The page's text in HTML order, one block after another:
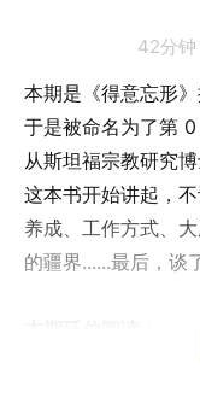
42分钟
本期是《得意忘形
于是被命名为了第
从斯坦福宗教研究
这本书开始讲起，
养成、工作方式、
的疆界......最后，谈